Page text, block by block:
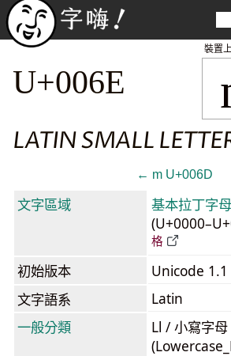
裝置
U+006E
LATIN SMALL
← m U+006D
文字區域
基本拉丁字
格
初始版本
Unicode
文字語系
Latin
一般分類
Ll / 小寫字母